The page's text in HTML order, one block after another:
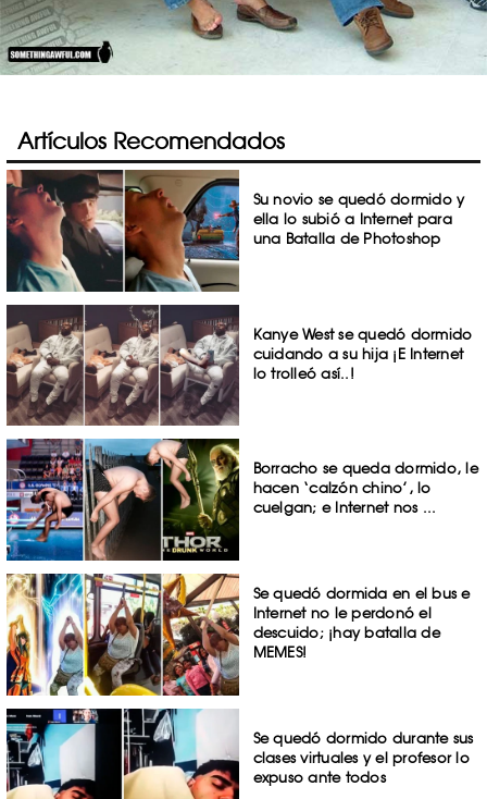
Artículos Recomendados
Su novio se quedó dormido y
ella lo subió a Internet para
una Batalla de Photoshop
Kanye West se quedó dormido
cuidando a su hija ¡E Internet
lo trolleó así..!
Borracho se queda dormido, le
hacen ‘calzón chino’, lo
cuelgan; e Internet nos ...
Se quedó dormida en el bus e
Internet no le perdonó el
descuido; ¡hay batalla de
MEMES!
Se quedó dormido durante sus
clases virtuales y el profesor lo
expuso ante todos